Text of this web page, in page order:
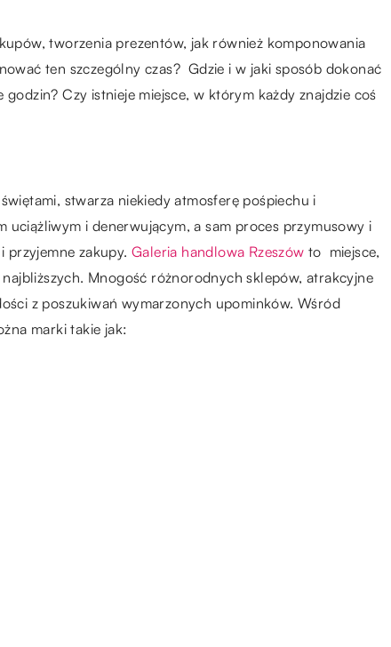
tworzenia prezentów, jak również komponowania
ten szczególny czas? Gdzie i w jaki sposób dokonać
Czy istnieje miejsce, w którym każdy znajdzie coś
stwarza niekiedy atmosferę pośpiechu i
uciążliwym i denerwującym, a sam proces przymusowy i
przyjemne zakupy. Galeria handlowa Rzeszów to miejsce,
Mnogość różnorodnych sklepów, atrakcyjne
z poszukiwań wymarzonych upominków. Wśród
marki takie jak: